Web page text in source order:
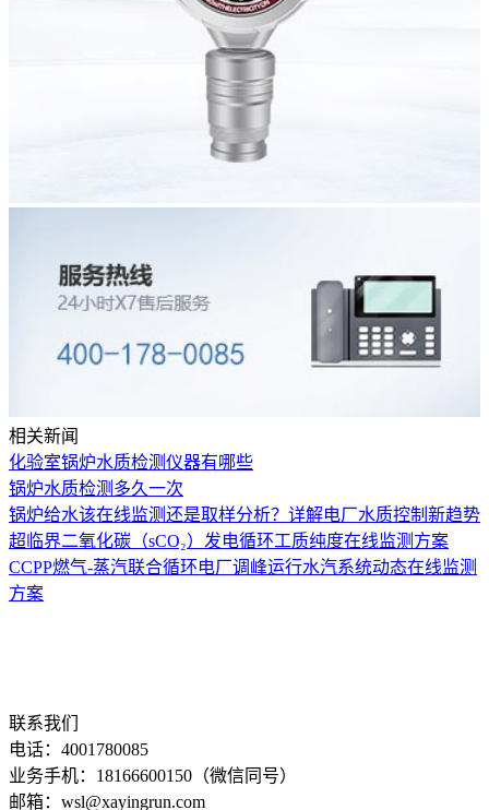
相关新闻
化验室锅炉水质检测仪器有哪些
锅炉水质检测多久一次
锅炉给水该在线监测还是取样分析？详解电厂水质控制新趋势
超临界二氧化碳（sCO₂）发电循环工质纯度在线监测方案
CCPP燃气-蒸汽联合循环电厂调峰运行水汽系统动态在线监测
方案
联系我们
电话：4001780085
业务手机：18166600150（微信同号）
邮箱：wsl@xayingrun.com